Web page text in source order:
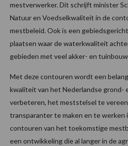
mestverwerker. Dit schrijft minister
Natuur en Voedselkwaliteit in de
mestbeleid. Ook is een
plaatsen waar de waterkwaliteit
gebieden met veel akker- en
Met deze contouren wordt een
kwaliteit van het Nederlandse grond-
verbeteren, het meststelsel te
transparanter te maken en te werken
contouren van het toekomstige
een ontwikkeling die al langer in de